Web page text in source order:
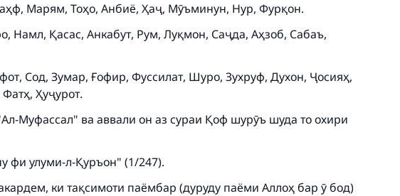
Марям, Тоҳо, Анбиё, Ҳаҷ, Мӯъминун, Нур, Фурқон.
Намл, Қасас, Анкабут, Рум, Луқмон, Саҷда, Аҳзоб, Сабаъ,
Сод, Зумар, Ғофир, Фуссилат, Шуро, Зухруф, Духон, Ҷосияҳ,
Ҳуҷурот.
Муфассал" ва аввали он аз сураи Қоф шурӯъ шуда то охири
фи улуми-л-Қуръон" (1/247).
ки тақсимоти паёмбар (дуруду паёми Аллоҳ бар ӯ бод)